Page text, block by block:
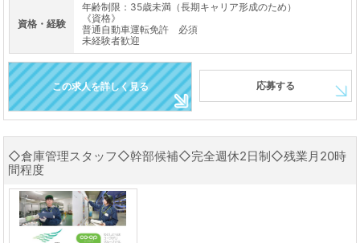
資格・経験
年齢制限：35歳未満（長期キャリア形成のため）
《資格》
普通自動車運転免許 必須
未経験者歓迎
この求人を詳しく見る 応募する
◇倉庫管理スタッフ◇幹部候補◇完全週休2日制◇残業月20時
間程度